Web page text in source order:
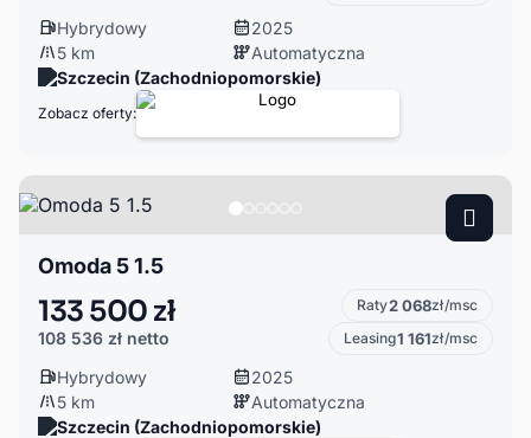
Hybrydowy
2025
5 km
Automatyczna
Szczecin (Zachodniopomorskie)
Zobacz oferty:
Omoda 5 1.5
133 500 zł
108 536 zł netto
Raty2 068zł/msc
Leasing1 161zł/msc
Hybrydowy
2025
5 km
Automatyczna
Szczecin (Zachodniopomorskie)